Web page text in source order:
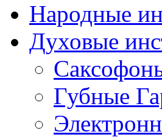
Народные
Духовые
Губные